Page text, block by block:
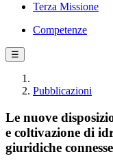
Terza Missione
Competenze
☰
Pubblicazioni
Le nuove
e coltivazione di
giuridiche connesse